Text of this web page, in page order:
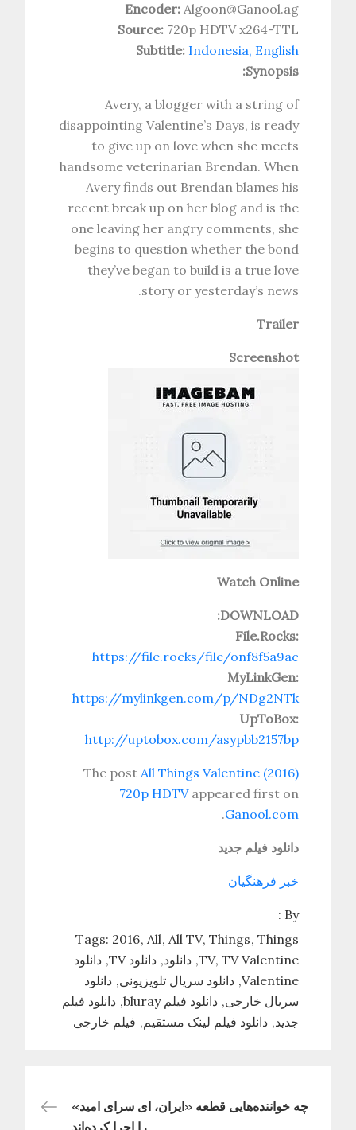
Encoder:Algoon@Ganool.ag
Source: 720p HDTV x264-TTL
Subtitle: Indonesia, English
Synopsis:
Avery, a blogger with a string of
disappointing Valentine’s Days, is ready
to give up on love when she meets
handsome veterinarian Brendan. When
Avery finds out Brendan blames his
recent break up on her blog and is the
one leaving her angry comments, she
begins to question whether the bond
they’ve began to build is a true love
story or yesterday’s news.
Trailer
Screenshot
Watch Online
DOWNLOAD:
File.Rocks:
https://file.rocks/file/onf8f5a9ac
MyLinkGen:
https://mylinkgen.com/p/NDg2NTk
UpToBox:
http://uptobox.com/asypbb2157bp
The post All Things Valentine (2016)
720p HDTVappeared first on
Ganool.com
.
دانلود فیلم جدید
خبر فرهنگیان
By :
Tags: 2016 All All TV Things Things
TV TV Valentine دانلود دانلود TV
دانلود
Valentine دانلود سریال تلویزیونی دانلود
سریال خارجی دانلود فیلم bluray
دانلود فیلم
جدید دانلود فیلم لینک مستقیم فیلم خارجی
راهبری
چه خواننده‌هایی قطعه «ایران، ای سرای امید»